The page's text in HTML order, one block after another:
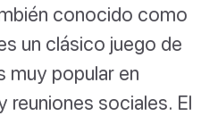
conocido como
un clásico juego de
muy popular en
reuniones sociales. El